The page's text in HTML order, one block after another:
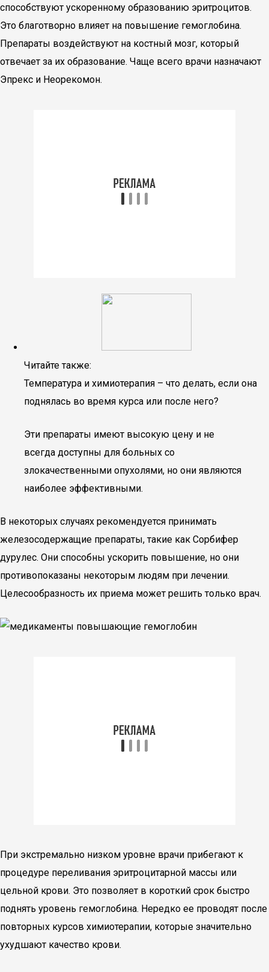
способствуют ускоренному образованию эритроцитов.
Это благотворно влияет на повышение гемоглобина.
Препараты воздействуют на костный мозг, который
отвечает за их образование. Чаще всего врачи назначают
Эпрекс и Неорекомон.
Читайте также:
Температура и химиотерапия – что делать, если она
поднялась во время курса или после него?
Эти препараты имеют высокую цену и не
всегда доступны для больных со
злокачественными опухолями, но они являются
наиболее эффективными.
В некоторых случаях рекомендуется принимать
железосодержащие препараты, такие как Сорбифер
дурулес. Они способны ускорить повышение, но они
противопоказаны некоторым людям при лечении.
Целесообразность их приема может решить только врач.
При экстремально низком уровне врачи прибегают к
процедуре переливания эритроцитарной массы или
цельной крови. Это позволяет в короткий срок быстро
поднять уровень гемоглобина. Нередко ее проводят после
повторных курсов химиотерапии, которые значительно
ухудшают качество крови.